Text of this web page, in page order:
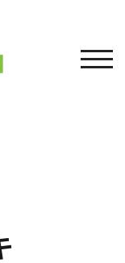
モバ